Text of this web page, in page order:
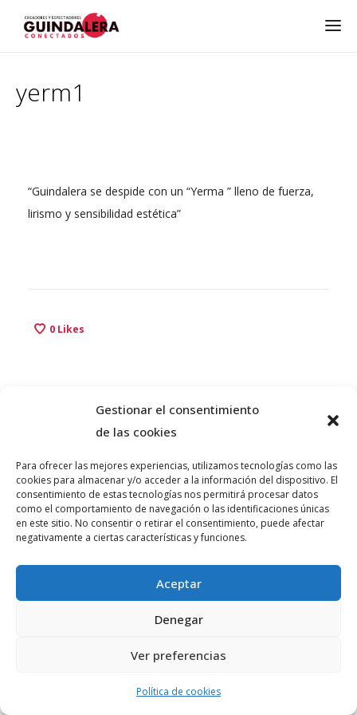
Gestionar el consentimiento
de las cookies
Para ofrecer las mejores experiencias, utilizamos tecnologías como las
cookies para almacenar y/o acceder a la información del dispositivo. El
consentimiento de estas tecnologías nos permitirá procesar datos
como el comportamiento de navegación o las identificaciones únicas
en este sitio. No consentir o retirar el consentimiento, puede afectar
negativamente a ciertas características y funciones.
Aceptar
Denegar
Ver preferencias
Política de cookies
yerm1
“Guindalera se despide con un “Yerma ” lleno de fuerza,
lirismo y sensibilidad estética”
0 Likes
© PLATAFORMA GUINDALERA 2026 teatro@guindalera.com
INFORMACIÓN